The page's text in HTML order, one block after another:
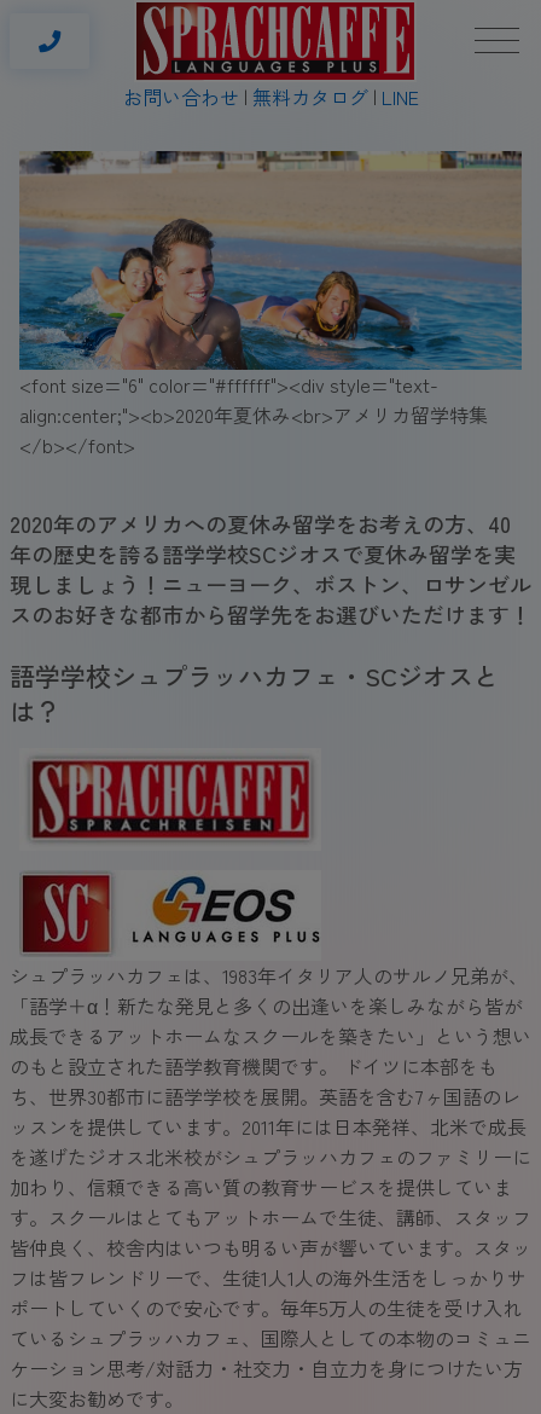
お問い合わせ 無料カタログ LINE
<font size="6" color="#ffffff"><div style="text-
align:center;"><b>2020年夏休み<br>アメリカ留学特集
</b></font>
2020年のアメリカへの夏休み留学をお考えの方、40
年の歴史を誇る語学学校SCジオスで夏休み留学を実
現しましょう！ニューヨーク、ボストン、ロサンゼル
スのお好きな都市から留学先をお選びいただけます！
語学学校シュプラッハカフェ・SCジオスと
は？
シュプラッハカフェは、1983年イタリア人のサルノ兄弟が、
「語学＋α！新たな発見と多くの出逢いを楽しみながら皆が
成長できるアットホームなスクールを築きたい」という想い
のもと設立された語学教育機関です。 ドイツに本部をも
ち、世界30都市に語学学校を展開。英語を含む7ヶ国語のレ
ッスンを提供しています。2011年には日本発祥、北米で成長
を遂げたジオス北米校がシュプラッハカフェのファミリーに
加わり、信頼できる高い質の教育サービスを提供していま
す。スクールはとてもアットホームで生徒、講師、スタッフ
皆仲良く、校舎内はいつも明るい声が響いています。スタッ
フは皆フレンドリーで、生徒1人1人の海外生活をしっかりサ
ポートしていくので安心です。毎年5万人の生徒を受け入れ
ているシュプラッハカフェ、国際人としての本物のコミュニ
ケーション思考/対話力・社交力・自立力を身につけたい方
に大変お勧めです。